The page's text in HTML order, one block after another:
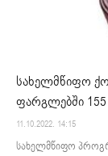
სახელმწიფო
ფარგლებში
11.10.2022. 14:15
სახელმწიფო